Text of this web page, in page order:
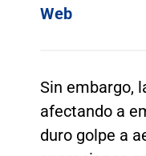
Web
Sin embargo,
afectando a
duro golpe a